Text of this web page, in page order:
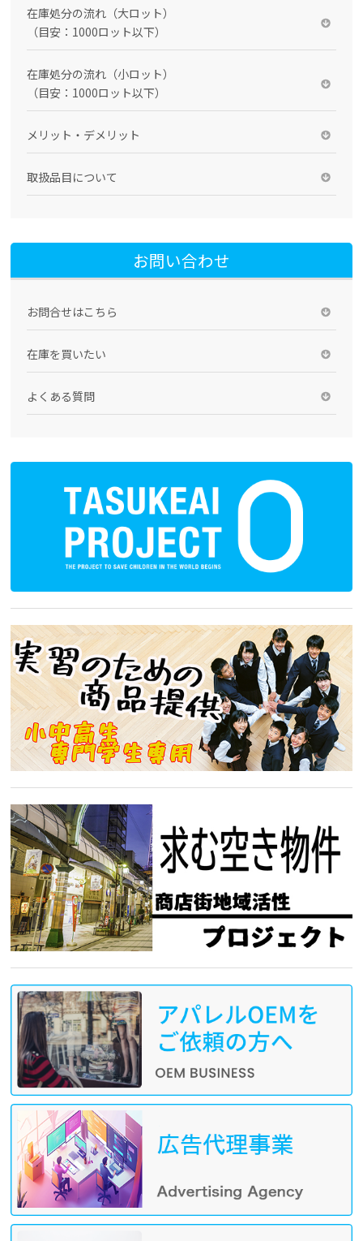
在庫処分の流れ（大ロット）
（目安：1000ロット以下）
在庫処分の流れ（小ロット）
（目安：1000ロット以下）
メリット・デメリット
取扱品目について
お問い合わせ
お問合せはこちら
在庫を買いたい
よくある質問